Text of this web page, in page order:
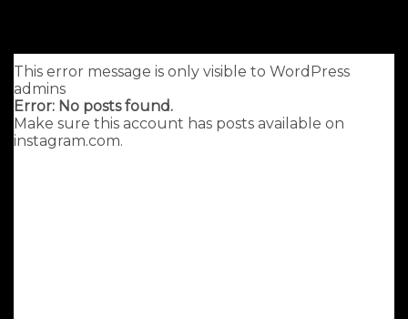
This error message is only visible to WordPress
admins
Error: No posts found.
Make sure this account has posts available on
instagram.com.